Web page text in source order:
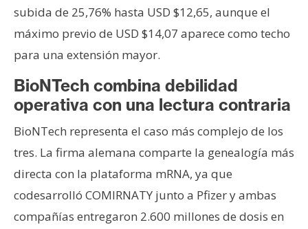
subida de 25,76% hasta USD $12,65, aunque el
máximo previo de USD $14,07 aparece como techo
para una extensión mayor.
BioNTech combina debilidad
operativa con una lectura contraria
BioNTech representa el caso más complejo de los
tres. La firma alemana comparte la genealogía más
directa con la plataforma mRNA, ya que
codesarrolló COMIRNATY junto a Pfizer y ambas
compañías entregaron 2.600 millones de dosis en